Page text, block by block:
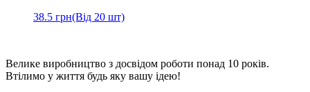
38.5 грн(Від 20 шт)
Велике виробництво з досвідом роботи понад 10 років.
Втілимо у життя будь яку вашу ідею!